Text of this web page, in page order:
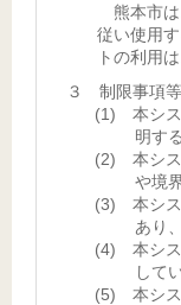
熊本市
従い使用
トの利用
３ 制限事項
(1) 本シス
明す
(2) 本シス
や境
(3) 本シス
あり
(4) 本シス
して
(5) 本シス